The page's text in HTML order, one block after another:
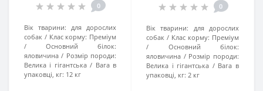
0
Вік тварини:
для дорослих
собак
Клас корму: Преміум
Основний білок:
яловичина
Розмір породи:
Велика і гігантська
Вага в
упаковці, кг: 12 кг
0
Вік тварини:
для дорослих
собак
Клас корму: Преміум
Основний білок:
яловичина
Розмір породи:
Велика і гігантська
Вага в
упаковці, кг: 2 кг